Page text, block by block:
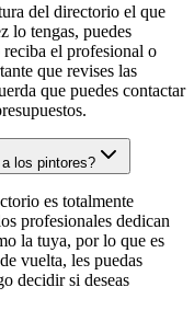
del directorio el que
lo tengas, puedes
el profesional o
que revises las
que puedes contactar
los pintores?
es totalmente
profesionales dedican
la tuya, por lo que es
vuelta, les puedas
decidir si deseas